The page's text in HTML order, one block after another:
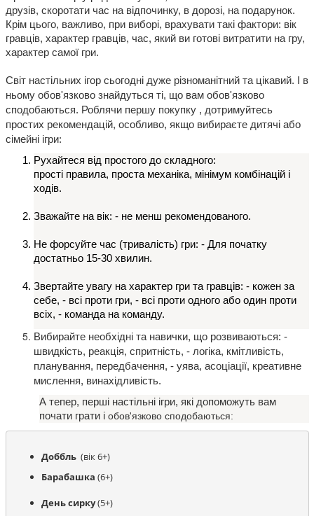
Крім цього, важливо, при виборі, врахувати такі фактори: вік
гравців, характер гравців, час, який ви готові витратити на гру,
характер самої гри.
Світ настільних ігор сьогодні дуже різноманітний та цікавий.
І в
ньому обов'язково знайдуться ті, що вам обов'язково
сподобаються. Роблячи першу покупку , дотримуйтесь
простих рекомендацій, особливо, якщо вибираєте дитячі або
сімейні ігри:
Рухайтеся від простого до складного:
прості правила, проста механіка, мінімум комбінацій і
ходів.
Зважайте на вік: - не менш рекомендованого.
Не форсуйте час (тривалість) гри: - Для початку
достатньо 15-30 хвилин.
Звертайте увагу на характер гри та гравців: - кожен за
себе, - всі проти гри, - всі проти одного або один проти
всіх, - команда на команду.
Вибирайте необхідні та навички, що розвиваються: -
швидкість, реакція, спритність, - логіка, кмітливість,
планування, передбачення, - уява, асоціації, креативне
мислення, винахідливість.
А тепер, перші настільні ігри, які допоможуть вам
почати грати і обов'язково сподобаються:
Доббль (вік 6+)
Барабашка (6+)
День сирку (5+)